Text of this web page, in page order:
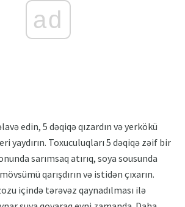
ad
edin, 5 dəqiqə qızardın və yerkökü
yaydırın. Toxuculuqları 5 dəqiqə zəif bir
sarımsaq atırıq, soya sousunda
qarışdırın və istidən çıxarın.
içində tərəvəz qaynadılması ilə